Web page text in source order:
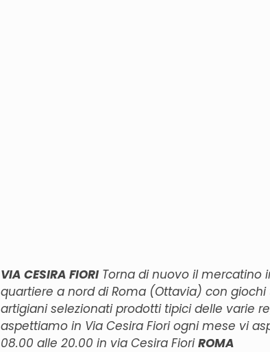
VIA CESIRA FIORI Torna di nuovo il mercatino
quartiere a nord di Roma (Ottavia) con
artigiani selezionati prodotti tipici delle varie
aspettiamo in Via Cesira Fiori ogni mese vi
08.00 alle 20.00 in via Cesira Fiori ROMA